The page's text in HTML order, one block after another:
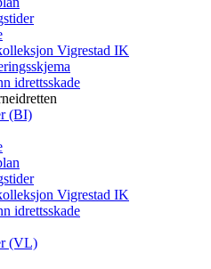
Vigrestad IK
idrettsskade
(BI)
Vigrestad IK
idrettsskade
(VL)